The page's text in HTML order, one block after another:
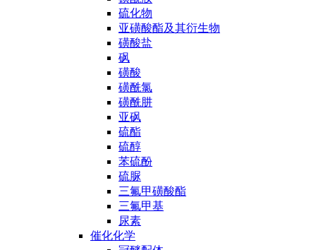
硫化物
亚磺酸酯及其衍生物
磺酸盐
砜
磺酸
磺酰氯
磺酰肼
亚砜
硫酯
硫醇
苯硫酚
硫脲
三氟甲磺酸酯
三氟甲基
尿素
催化化学